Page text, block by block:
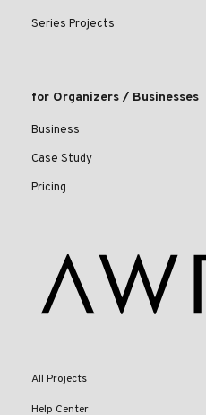
Series Projects
for Organizers / Businesses
Business
Case Study
Pricing
All Projects
Help Center